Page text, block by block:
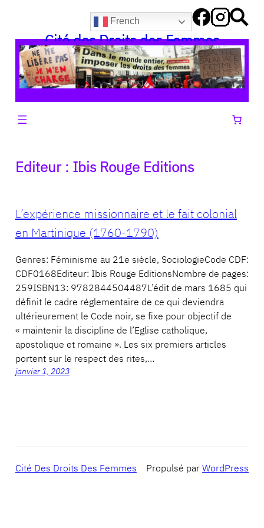
contenu
French
Cité des Droits des Femmes
Editeur : Ibis Rouge Editions
L’expérience missionnaire et le fait colonial
en Martinique (1760-1790)
Genres: Féminisme au 21e siècle, SociologieCode CDF:
CDF0168Editeur: Ibis Rouge EditionsNombre de pages:
259ISBN13: 9782844504487L’édit de mars 1685 qui
définit le cadre réglementaire de ce qui deviendra
ultérieurement le Code noir, se fixe pour objectif de
« maintenir la discipline de l’Eglise catholique,
apostolique et romaine ». Les six premiers articles
portent sur le respect des rites,…
janvier 1, 2023
Cité Des Droits Des Femmes Propulsé parWordPress